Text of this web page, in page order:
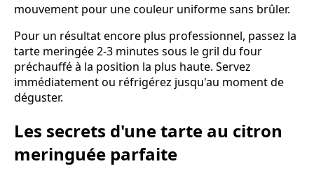
mouvement pour une couleur uniforme sans brûler.
Pour un résultat encore plus professionnel, passez la
tarte meringée 2-3 minutes sous le gril du four
préchauffé à la position la plus haute. Servez
immédiatement ou réfrigérez jusqu'au moment de
déguster.
Les secrets d'une tarte au citron
meringuée parfaite